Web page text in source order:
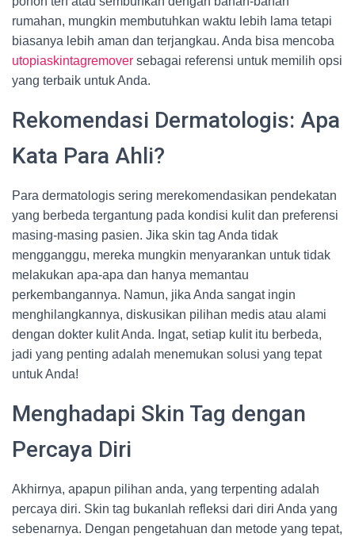
rumahan, mungkin membutuhkan waktu lebih lama tetapi
biasanya lebih aman dan terjangkau. Anda bisa mencoba
utopiaskintagremover sebagai referensi untuk memilih opsi
yang terbaik untuk Anda.
Rekomendasi Dermatologis: Apa
Kata Para Ahli?
Para dermatologis sering merekomendasikan pendekatan
yang berbeda tergantung pada kondisi kulit dan preferensi
masing-masing pasien. Jika skin tag Anda tidak
mengganggu, mereka mungkin menyarankan untuk tidak
melakukan apa-apa dan hanya memantau
perkembangannya. Namun, jika Anda sangat ingin
menghilangkannya, diskusikan pilihan medis atau alami
dengan dokter kulit Anda. Ingat, setiap kulit itu berbeda,
jadi yang penting adalah menemukan solusi yang tepat
untuk Anda!
Menghadapi Skin Tag dengan
Percaya Diri
Akhirnya, apapun pilihan anda, yang terpenting adalah
percaya diri. Skin tag bukanlah refleksi dari diri Anda yang
sebenarnya. Dengan pengetahuan dan metode yang tepat,